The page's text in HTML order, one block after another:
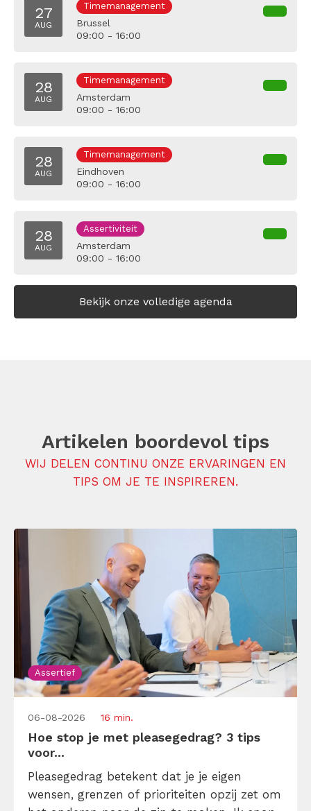
27
AUG
Timemanagement
Brussel
09:00 - 16:00
28
AUG
Timemanagement
Amsterdam
09:00 - 16:00
28
AUG
Timemanagement
Eindhoven
09:00 - 16:00
28
AUG
Assertiviteit
Amsterdam
09:00 - 16:00
Bekijk onze volledige agenda
Artikelen boordevol tips
WIJ DELEN CONTINU ONZE ERVARINGEN EN
TIPS OM JE TE INSPIREREN.
Assertief
06-08-2026 16 min.
Hoe stop je met pleasegedrag? 3 tips
voor...
Pleasegedrag betekent dat je je eigen
wensen, grenzen of prioriteiten opzij zet om